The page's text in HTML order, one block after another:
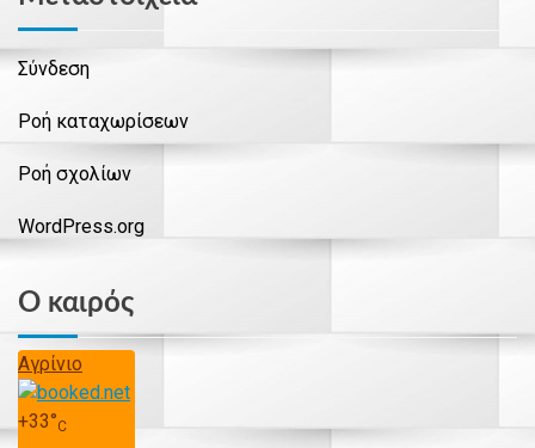
Σύνδεση
Ροή καταχωρίσεων
Ροή σχολίων
WordPress.org
Ο καιρός
Αγρίνιο
+33°C